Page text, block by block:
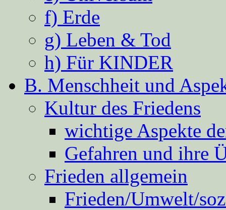
f) Erde
g) Leben & Tod
h) Für KINDER
B. Menschheit und
Kultur des Friedens
wichtige Aspekte
Gefahren und ihre
Frieden allgemein
Frieden/Umwelt/